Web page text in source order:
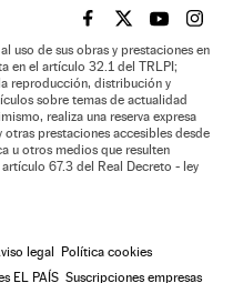
EL PAÍS BRASIL EN
EL PAÍSEL PAÍS
EL
uso de sus obras y prestaciones en
en el artículo 32.1 del TRLPI;
reproducción, distribución y
sobre temas de actualidad
realiza una reserva expresa
prestaciones accesibles desde
u otros medios que resulten
67.3 del Real Decreto - ley
legal
Política cookies
EL PAÍS Suscripciones empresas